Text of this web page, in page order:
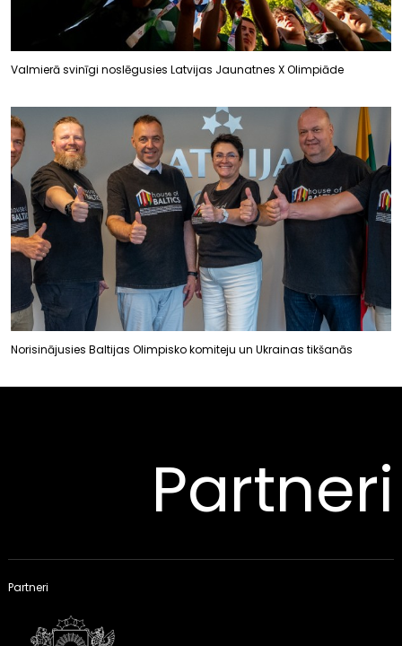
Valmierā svinīgi noslēgusies Latvijas Jaunatnes X Olimpiāde
Norisinājusies Baltijas Olimpisko komiteju un Ukrainas tikšanās
Partneri
Partneri